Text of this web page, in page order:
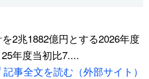
2兆1882億円とする2026年度
年度当初比7....
記事全文を読む（外部サイト）